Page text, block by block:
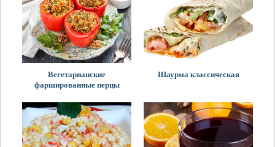
Вегетарианские
фаршированные перцы
Шаурма классическая